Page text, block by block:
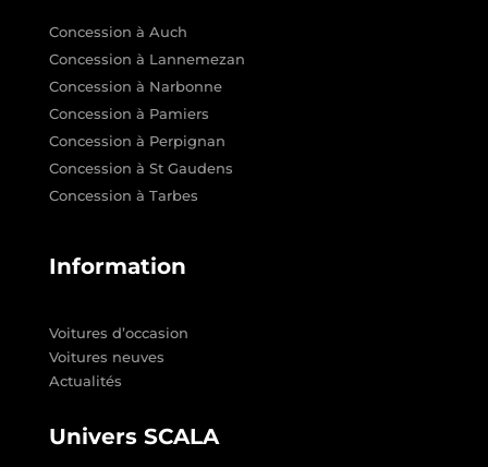
Concession à Auch
Concession à Lannemezan
Concession à Narbonne
Concession à Pamiers
Concession à Perpignan
Concession à St Gaudens
Concession à Tarbes
Information
Voitures d’occasion
Voitures neuves
Actualités
Univers SCALA